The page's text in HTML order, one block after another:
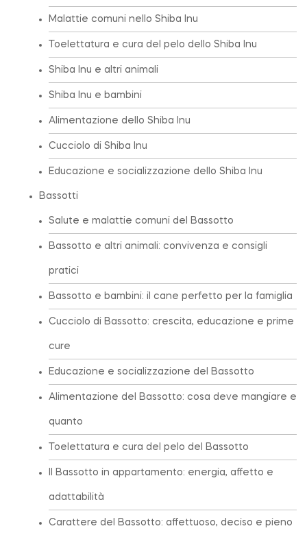
Malattie comuni nello Shiba Inu
Toelettatura e cura del pelo dello Shiba Inu
Shiba Inu e altri animali
Shiba Inu e bambini
Alimentazione dello Shiba Inu
Cucciolo di Shiba Inu
Educazione e socializzazione dello Shiba Inu
Bassotti
Salute e malattie comuni del Bassotto
Bassotto e altri animali: convivenza e consigli
pratici
Bassotto e bambini: il cane perfetto per la famiglia
Cucciolo di Bassotto: crescita, educazione e prime
cure
Educazione e socializzazione del Bassotto
Alimentazione del Bassotto: cosa deve mangiare e
quanto
Toelettatura e cura del pelo del Bassotto
Il Bassotto in appartamento: energia, affetto e
adattabilità
Carattere del Bassotto: affettuoso, deciso e pieno